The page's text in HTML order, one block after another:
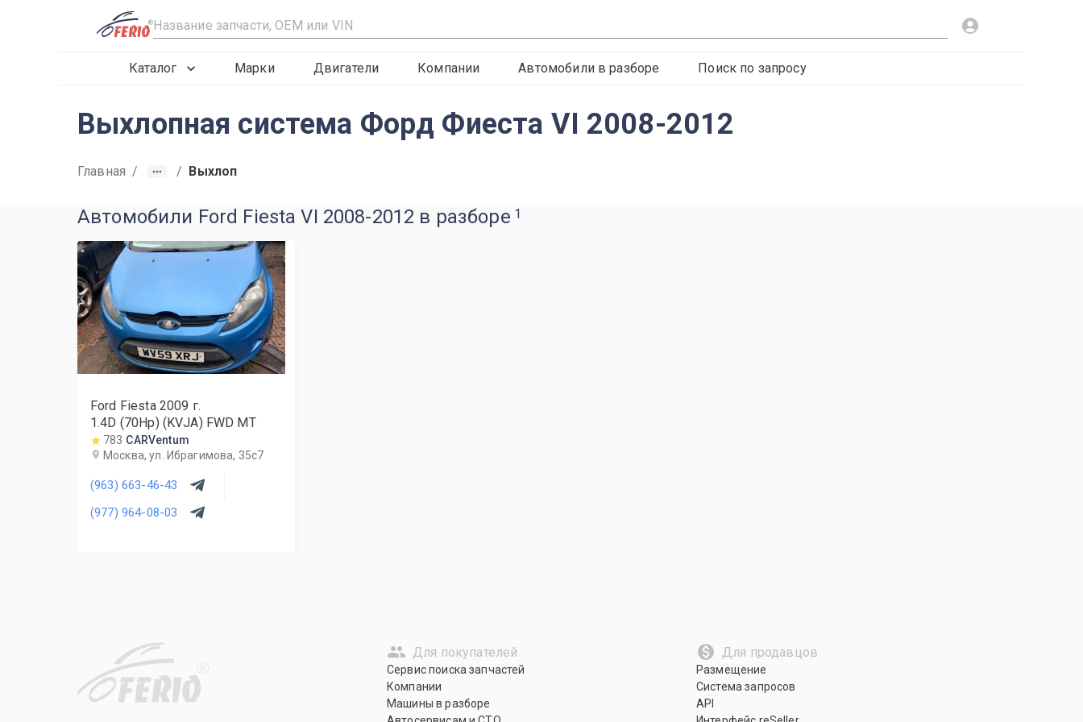
R
Каталог Марки Двигатели Компании Автомобили в разборе Поиск по запросу
Выхлопная система Форд Фиеста VI 2008-2012
Главная / / Выхлоп
Автомобили Ford Fiesta VI 2008-2012 в разборе 1
Ford Fiesta 2009 г.
1.4D (70Hp) (KVJA) FWD MT
783 CARVentum
Москва, ул. Ибрагимова, 35с7
(963) 663-46-43
(977) 964-08-03
R
Для покупателей
Сервис поиска запчастей
Компании
Машины в разборе
Для продавцов
Размещение
Система запросов
API